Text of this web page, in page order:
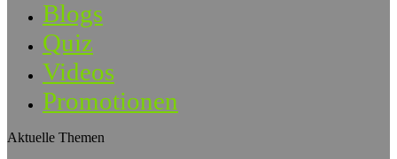
Blogs
Quiz
Videos
Promotionen
Aktuelle Themen